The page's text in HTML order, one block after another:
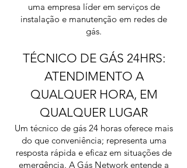
uma empresa líder em serviços de
instalação e manutenção em redes de
gás.
TÉCNICO DE GÁS 24HRS:
ATENDIMENTO A
QUALQUER HORA, EM
QUALQUER LUGAR
Um técnico de gás 24 horas oferece mais
do que conveniência; representa uma
resposta rápida e eficaz em situações de
emergência. A Gás Network entende a